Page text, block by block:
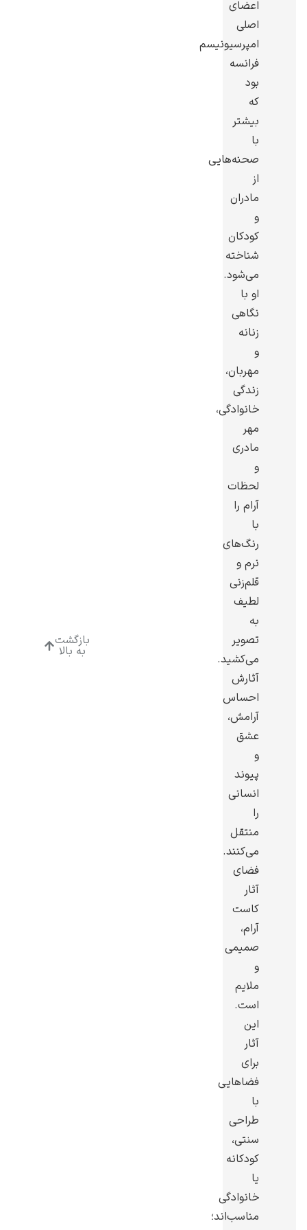
اعضای
اصلی
امپرسیونیسم
فرانسه
بود
که
بیشتر
با
صحنه‌هایی
از
مادران
و
کودکان
شناخته
می‌شود.
او با
نگاهی
زنانه
و
مهربان،
زندگی
خانوادگی،
مهر
مادری
و
لحظات
آرام را
با
رنگ‌های
نرم و
قلم‌زنی
لطیف
به
تصویر
می‌کشید.
آثارش
احساس
آرامش،
عشق
و
پیوند
انسانی
را
منتقل
می‌کنند.
فضای
آثار
کاست
آرام،
صمیمی
و
ملایم
است.
این
آثار
برای
فضاهایی
با
طراحی
سنتی،
کودکانه
یا
خانوادگی
مناسب‌اند؛
بازگشت
به بالا